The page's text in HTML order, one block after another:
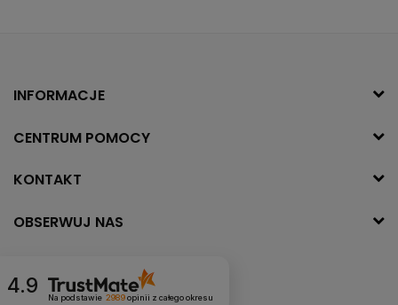
INFORMACJE
CENTRUM POMOCY
KONTAKT
OBSERWUJ NAS
4.9 Na podstawie 2989opinii z całego okresu